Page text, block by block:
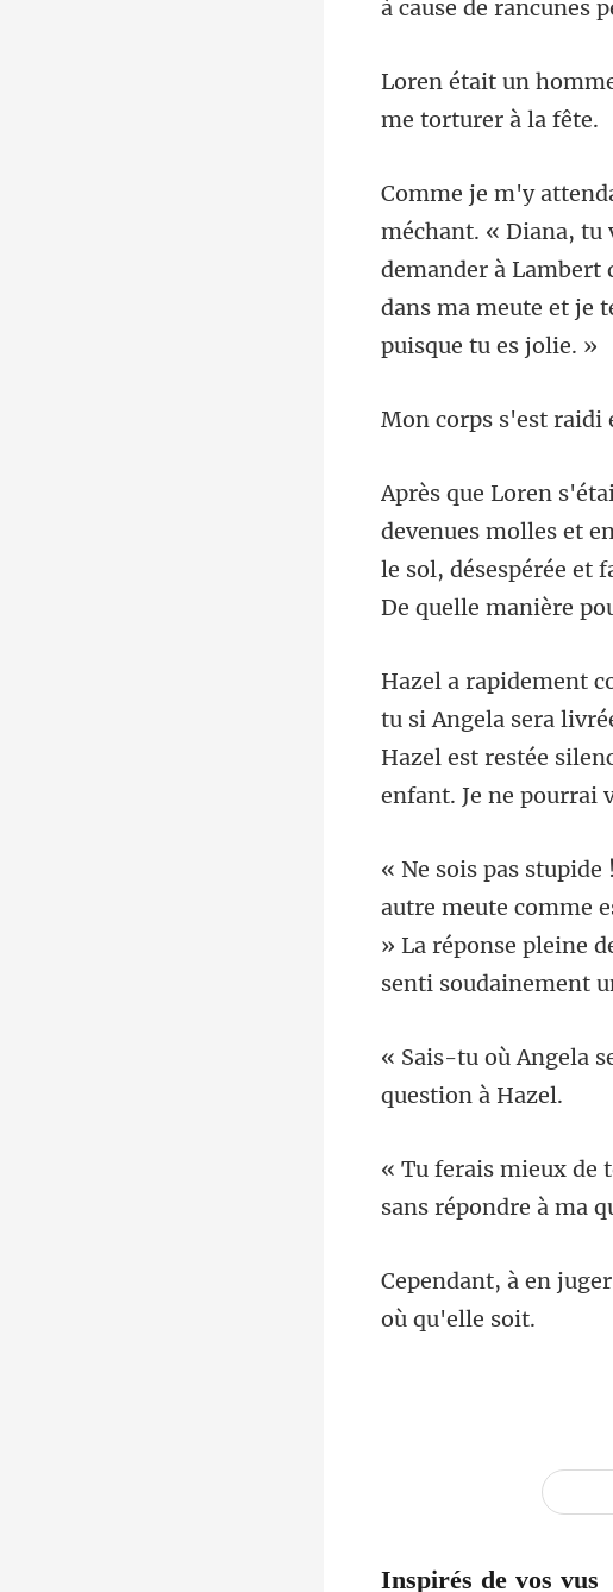
demander à Lambert
aidi
le sol, désespérée et
Hazel est restée
» La réponse pleine
Inspirés de vos vus